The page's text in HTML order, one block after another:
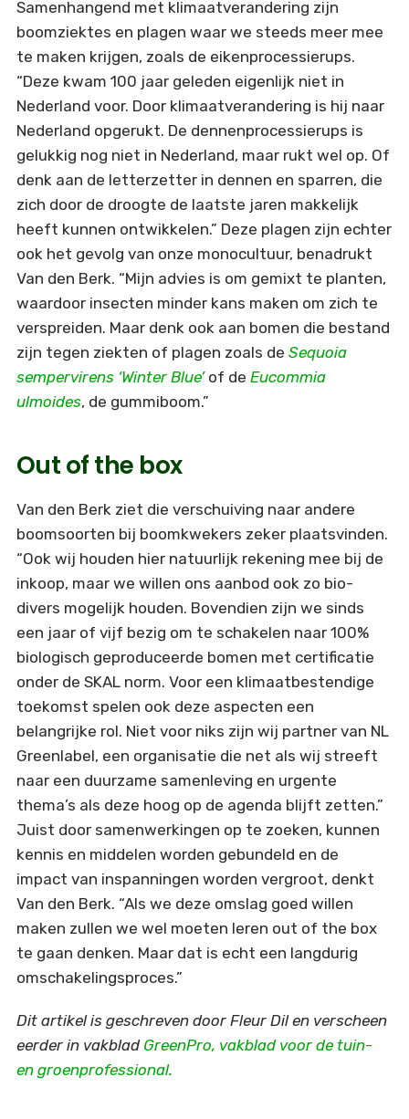
Samenhangend met klimaatverandering zijn
boomziektes en plagen waar we steeds meer mee
te maken krijgen, zoals de eikenprocessierups.
“Deze kwam 100 jaar geleden eigenlijk niet in
Nederland voor. Door klimaatverandering is hij naar
Nederland opgerukt. De dennenprocessierups is
gelukkig nog niet in Nederland, maar rukt wel op. Of
denk aan de letterzetter in dennen en sparren, die
zich door de droogte de laatste jaren makkelijk
heeft kunnen ontwikkelen.” Deze plagen zijn echter
ook het gevolg van onze monocultuur, benadrukt
Van den Berk. “Mijn advies is om gemixt te planten,
waardoor insecten minder kans maken om zich te
verspreiden. Maar denk ook aan bomen die bestand
zijn tegen ziekten of plagen zoals de Sequoia
sempervirens ‘Winter Blue’of de Eucommia
ulmoides, de gummiboom.”
Out of the box
Van den Berk ziet die verschuiving naar andere
boomsoorten bij boomkwekers zeker plaatsvinden.
“Ook wij houden hier natuurlijk rekening mee bij de
inkoop, maar we willen ons aanbod ook zo bio-
divers mogelijk houden. Bovendien zijn we sinds
een jaar of vijf bezig om te schakelen naar 100%
biologisch geproduceerde bomen met certificatie
onder de SKAL norm. Voor een klimaatbestendige
toekomst spelen ook deze aspecten een
belangrijke rol. Niet voor niks zijn wij partner van NL
Greenlabel, een organisatie die net als wij streeft
naar een duurzame samenleving en urgente
thema’s als deze hoog op de agenda blijft zetten.”
Juist door samenwerkingen op te zoeken, kunnen
kennis en middelen worden gebundeld en de
impact van inspanningen worden vergroot, denkt
Van den Berk. “Als we deze omslag goed willen
maken zullen we wel moeten leren out of the box
te gaan denken. Maar dat is echt een langdurig
omschakelingsproces.”
Dit artikel is geschreven door Fleur Dil en verscheen
eerder in vakblad GreenPro, vakblad voor de tuin-
en groenprofessional.